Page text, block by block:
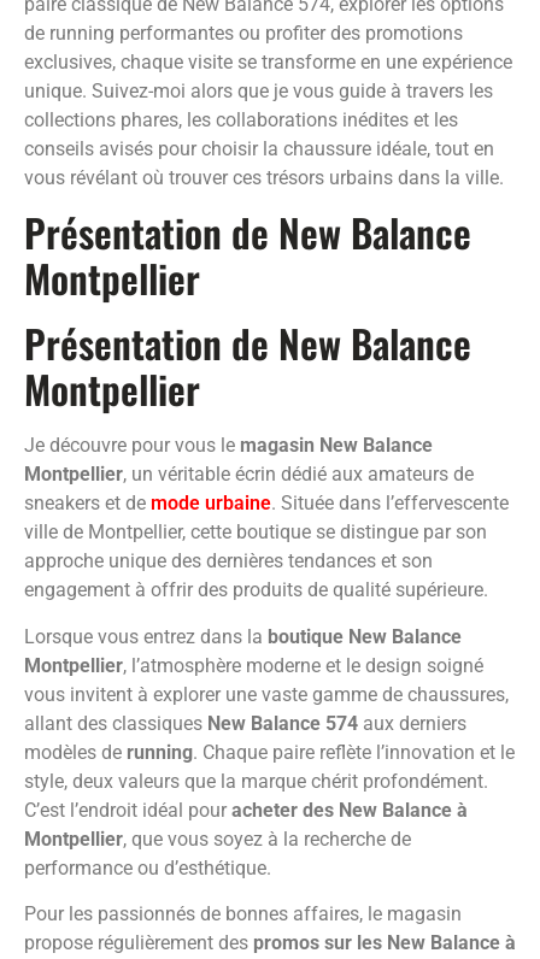
de running performantes ou profiter des promotions
exclusives, chaque visite se transforme en une expérience
unique. Suivez-moi alors que je vous guide à travers les
collections phares, les collaborations inédites et les
conseils avisés pour choisir la chaussure idéale, tout en
vous révélant où trouver ces trésors urbains dans la ville.
Présentation de New Balance
Montpellier
Présentation de New Balance
Montpellier
Je découvre pour vous le magasin New Balance
Montpellier, un véritable écrin dédié aux amateurs de
sneakers et de mode urbaine. Située dans l’effervescente
ville de Montpellier, cette boutique se distingue par son
approche unique des dernières tendances et son
engagement à offrir des produits de qualité supérieure.
Lorsque vous entrez dans la boutique New Balance
Montpellier, l’atmosphère moderne et le design soigné
vous invitent à explorer une vaste gamme de chaussures,
allant des classiques New Balance 574 aux derniers
modèles de running. Chaque paire reflète l’innovation et le
style, deux valeurs que la marque chérit profondément.
C’est l’endroit idéal pour acheter des New Balance à
Montpellier, que vous soyez à la recherche de
performance ou d’esthétique.
Pour les passionnés de bonnes affaires, le magasin
propose régulièrement des promos sur les New Balance à